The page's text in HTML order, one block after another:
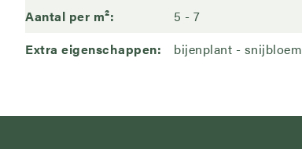
Aantal per m²
5
7
Extra eigenschappen
bijenplant snijbloem